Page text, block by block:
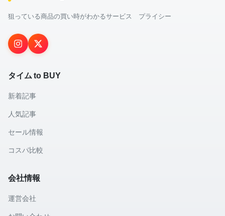
狙っている商品の買い時がわかるサービス プライシー
タイム to BUY
新着記事
人気記事
セール情報
コスパ比較
会社情報
運営会社